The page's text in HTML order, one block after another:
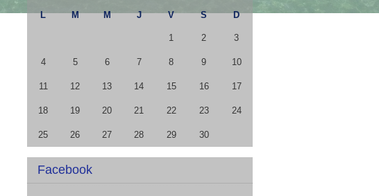
L M M J V S D
1 2 3
4 5 6 7 8 9 10
11 12 13 14 15 16 17
18 19 20 21 22 23 24
25 26 27 28 29 30
Facebook